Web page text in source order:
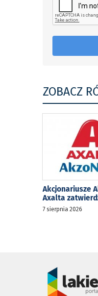
ZOBACZ
Akcjonariusze
Axalta
7 sierpnia 2026